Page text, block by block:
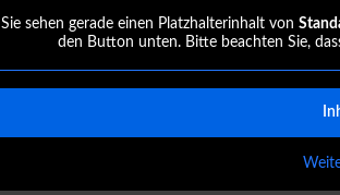
Sie sehen gerade einen Platzhalterinhalt von
den Button unten. Bitte beachten Sie,